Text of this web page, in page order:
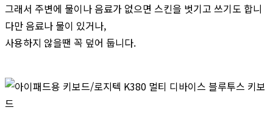
그래서 주변에 물이나 음료가 없으면 스킨을 벗기고 쓰기도 합니
다만 음료나 물이 있거나,
사용하지 않을땐 꼭 덮어 둡니다.